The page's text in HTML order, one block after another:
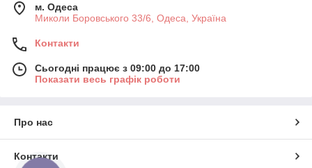
м. Одеса
Миколи Боровського 33/6, Одеса, Україна
Контакти
Сьогодні працює з 09:00 до 17:00
Показати весь графік роботи
Про нас
Контакти